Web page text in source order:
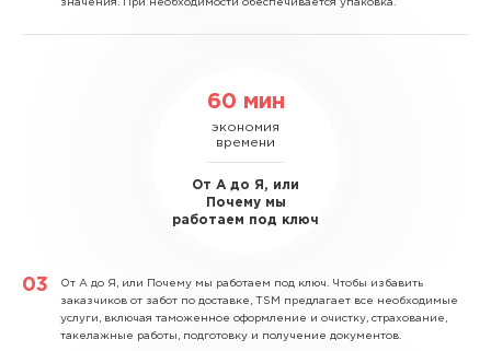
значения. При необходимости обеспечивается упаковка.
60 мин
экономия
времени
От А до Я, или
Почему мы
работаем под ключ
От А до Я, или Почему мы работаем под ключ. Чтобы избавить
заказчиков от забот по доставке, TSM предлагает все необходимые
услуги, включая таможенное оформление и очистку, страхование,
такелажные работы, подготовку и получение документов.